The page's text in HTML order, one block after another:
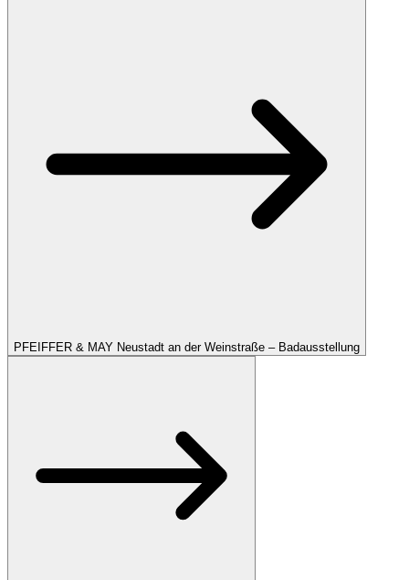
PFEIFFER & MAY Neustadt an der Weinstraße – Badausstellung